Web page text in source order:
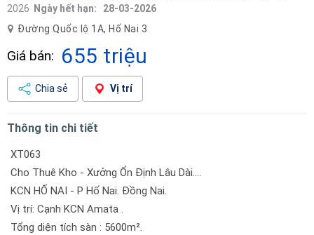
2026
Ngày hết hạn:
28-03-2026
Đường Quốc lộ 1A, Hố Nai 3
Giá bán: 655 triệu
Chia sẻ Vị trí
Thông tin chi tiết
XT063
Cho Thuê Kho - Xưởng Ổn Định Lâu Dài….
KCN HỐ NAI - P Hố Nai. Đồng Nai.
Vị trí: Cạnh KCN Amata .
Tổng diện tích sàn : 5600m².